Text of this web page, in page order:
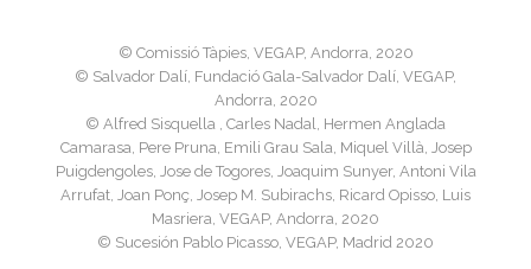
©️ Comissió Tàpies, VEGAP, Andorra, 2020
©️ Salvador Dalí, Fundació Gala-Salvador Dalí, VEGAP,
Andorra, 2020
©️ Alfred Sisquella , Carles Nadal, Hermen Anglada
Camarasa, Pere Pruna, Emili Grau Sala, Miquel Villà, Josep
Puigdengoles, Jose de Togores, Joaquim Sunyer, Antoni Vila
Arrufat, Joan Ponç, Josep M. Subirachs, Ricard Opisso, Luis
Masriera, VEGAP, Andorra, 2020
©️ Sucesión Pablo Picasso, VEGAP, Madrid 2020